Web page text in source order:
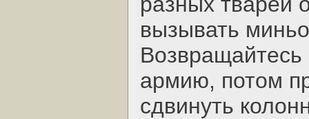
вызывать
Возвращайтесь
армию, потом
сдвинуть